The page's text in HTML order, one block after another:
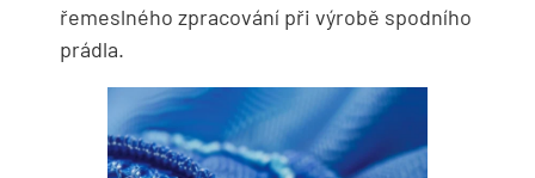
řemeslného zpracování při výrobě spodního
prádla.